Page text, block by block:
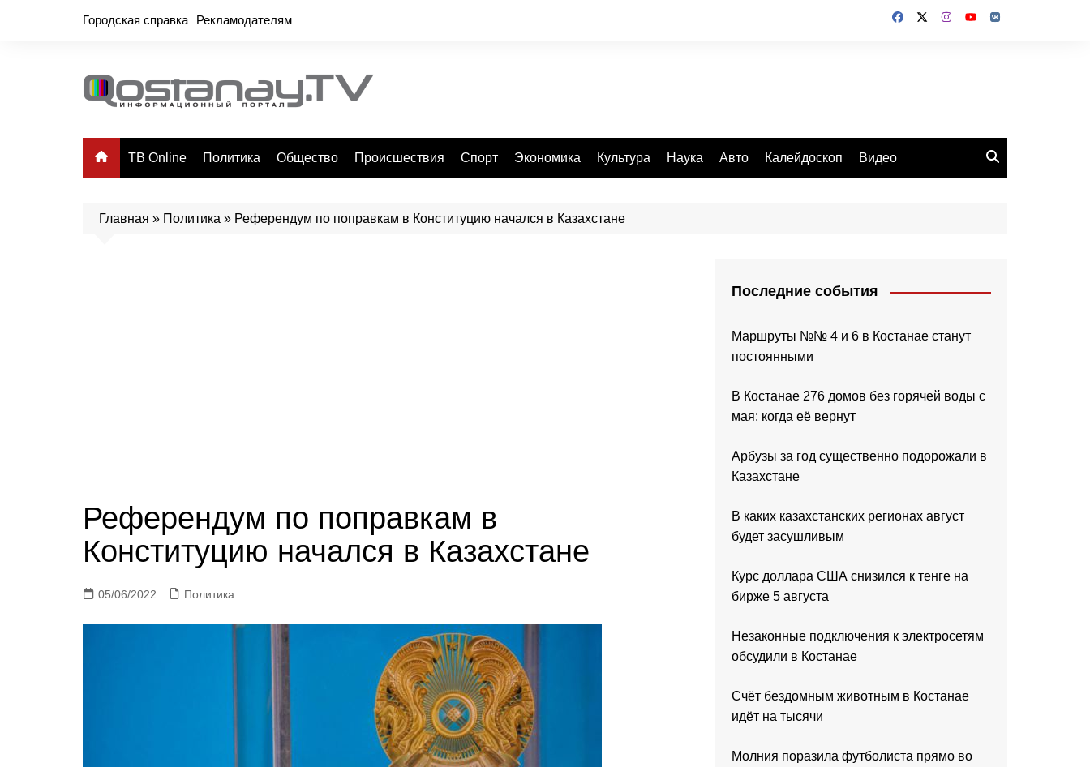
Городская справка Рекламодателям
ТВ Online Политика Общество Происшествия Спорт Экономика Культура Наука Авто Калейдоскоп Видео
Главная » Политика » Референдум по поправкам в Конституцию начался в Казахстане
Референдум по поправкам в
Конституцию начался в Казахстане
05/06/2022 Политика
Последние события
Маршруты №№ 4 и 6 в Костанае станут
постоянными
В Костанае 276 домов без горячей воды с
мая: когда её вернут
Арбузы за год существенно подорожали в
Казахстане
В каких казахстанских регионах август
будет засушливым
Курс доллара США снизился к тенге на
бирже 5 августа
Незаконные подключения к электросетям
обсудили в Костанае
Счёт бездомным животным в Костанае
идёт на тысячи
Молния поразила футболиста прямо во